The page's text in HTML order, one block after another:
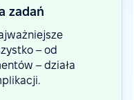
zadań
– od
– działa